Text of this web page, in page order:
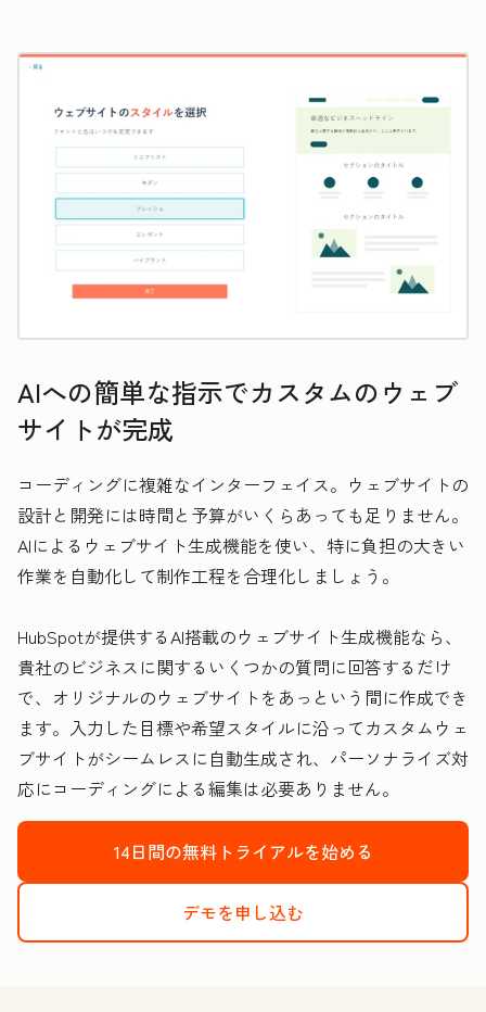
AIへの簡単な指示でカスタムのウェブ
サイトが完成
コーディングに複雑なインターフェイス。ウェブサイトの
設計と開発には時間と予算がいくらあっても足りません。
AIによるウェブサイト生成機能を使い、特に負担の大きい
作業を自動化して制作工程を合理化しましょう。
HubSpotが提供するAI搭載のウェブサイト生成機能なら、
貴社のビジネスに関するいくつかの質問に回答するだけ
で、オリジナルのウェブサイトをあっという間に作成でき
ます。入力した目標や希望スタイルに沿ってカスタムウェ
ブサイトがシームレスに自動生成され、パーソナライズ対
応にコーディングによる編集は必要ありません。
14日間の無料トライアルを始める
デモを申し込む